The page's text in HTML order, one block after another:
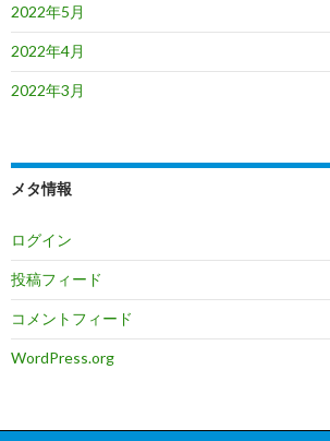
2022年5月
2022年4月
2022年3月
メタ情報
ログイン
投稿フィード
コメントフィード
WordPress.org